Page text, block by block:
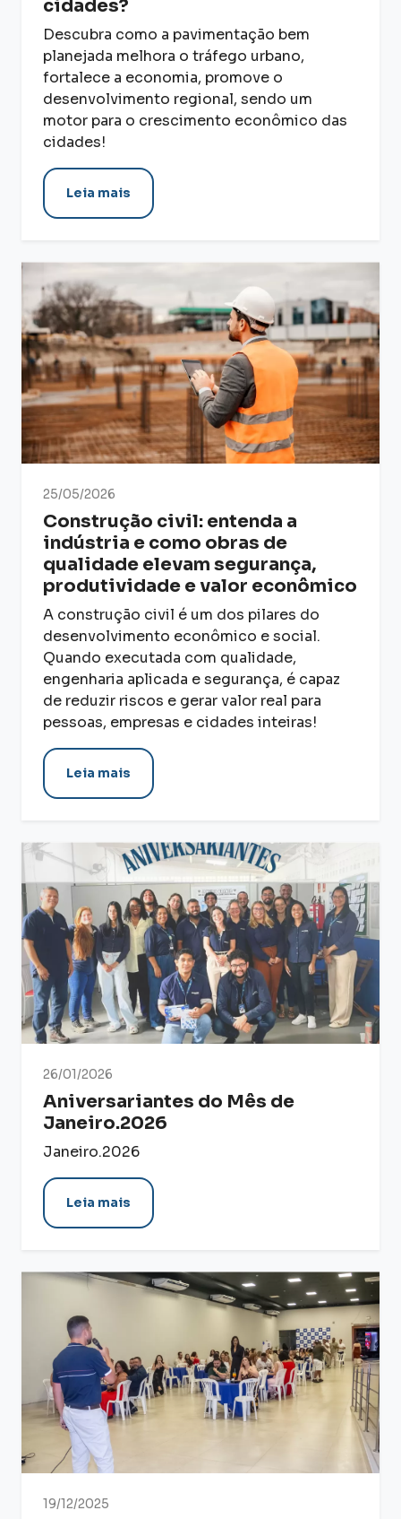
cidades?
Descubra como a pavimentação bem
planejada melhora o tráfego urbano,
fortalece a economia, promove o
desenvolvimento regional, sendo um
motor para o crescimento econômico das
cidades!
Leia mais
25/05/2026
Construção civil: entenda a
indústria e como obras de
qualidade elevam segurança,
produtividade e valor econômico
A construção civil é um dos pilares do
desenvolvimento econômico e social.
Quando executada com qualidade,
engenharia aplicada e segurança, é capaz
de reduzir riscos e gerar valor real para
pessoas, empresas e cidades inteiras!
Leia mais
26/01/2026
Aniversariantes do Mês de
Janeiro.2026
Janeiro.2026
Leia mais
19/12/2025